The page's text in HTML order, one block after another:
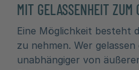
MIT GELASSENHEIT ZUM
Eine Möglichkeit besteht
zu nehmen. Wer
unabhängiger von